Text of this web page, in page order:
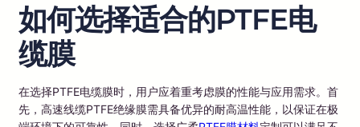
如何选择适合的PTFE电
缆膜
在选择PTFE电缆膜时，用户应着重考虑膜的性能与应用需求。首
先，高速线缆PTFE绝缘膜需具备优异的耐高温性能，以保证在极